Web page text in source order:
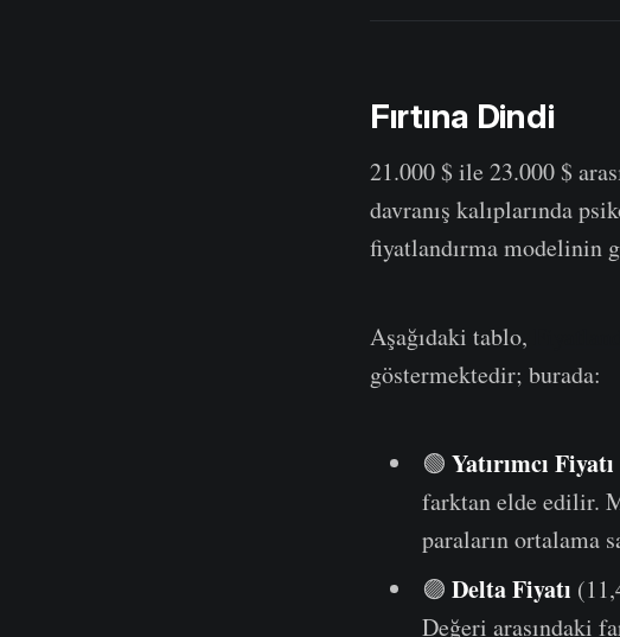
Fırtına Dindi
21.000 $ ile 23.000 $
davranış kalıplarında
fiyatlandırma modelinin
Aşağıdaki tablo,
göstermektedir; burada:
🟢 Yatırımcı Fiyatı
farktan elde edilir.
paraların ortalama
🟣 Delta Fiyatı
Değeri arasındaki